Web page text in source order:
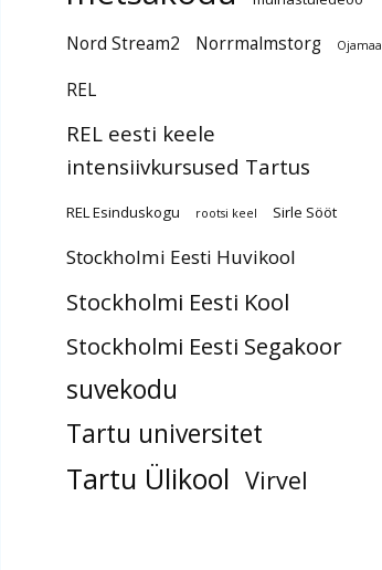
Nord Stream2 Norrmalmstorg Ojamaa
REL
REL eesti keele
intensiivkursused Tartus
REL Esinduskogu rootsi keel Sirle Sööt
Stockholmi Eesti Huvikool
Stockholmi Eesti Kool
Stockholmi Eesti Segakoor
suvekodu
Tartu universitet
Tartu Ülikool Virvel